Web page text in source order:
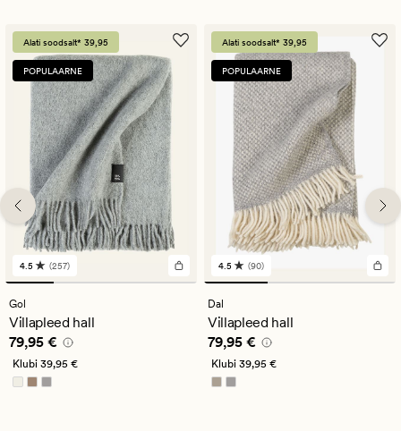
Alati soodsalt* 39,95
POPULAARNE
257
arvustust
keskmise
hinnanguga
4.5
4.5 (257)
Gol
Villapleed hall
Pris_ee 79,95 €
79,95 €
Klubi 39,95 €
Alati soodsalt* 39,95
POPULAARNE
90
arvustust
keskmise
hinnanguga
4.5
4.5 (90)
Dal
Villapleed hall
Pris_ee 79,95 €
79,95 €
Klubi 39,95 €